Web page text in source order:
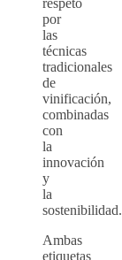
respeto
por
las
técnicas
tradicionales
de
vinificación,
combinadas
con
la
innovación
y
la
sostenibilidad.
Ambas
etiquetas